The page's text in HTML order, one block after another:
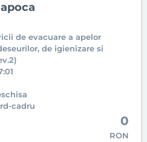
de evacuare a apelor
de igienizare si
cadru
0
RON